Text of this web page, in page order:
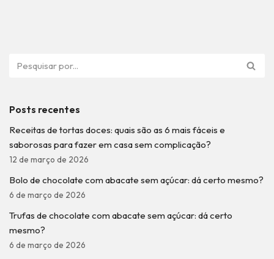
Posts recentes
Receitas de tortas doces: quais são as 6 mais fáceis e
saborosas para fazer em casa sem complicação?
12 de março de 2026
Bolo de chocolate com abacate sem açúcar: dá certo mesmo?
6 de março de 2026
Trufas de chocolate com abacate sem açúcar: dá certo
mesmo?
6 de março de 2026